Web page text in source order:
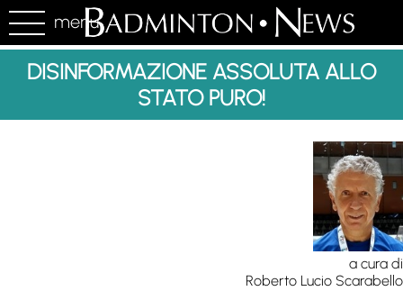
menu
DISINFORMAZIONE ASSOLUTA ALLO
STATO PURO!
a cura di
Roberto Lucio Scarabello